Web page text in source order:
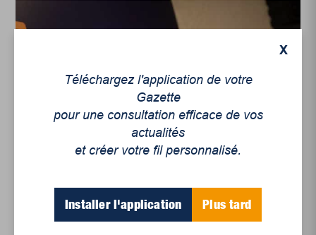
générale annuelle deLa
Gazette de la ...
X
Téléchargez l'application de votre
Gazette
pour une consultation efficace de vos
actualités
et créer votre fil personnalisé.
Installer l'application Plus tard